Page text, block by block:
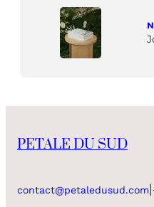
PETALE DU SUD
contact@petaledusud.com